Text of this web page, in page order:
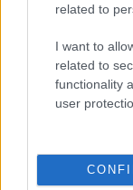
related to
I want to
related to
functionality
user
Οι δραματικές
Κορωπίου:
Κικίλιας:
Βάρη-